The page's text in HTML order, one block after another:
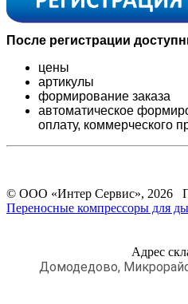
После регистрации
цены
артикулы
формирование заказа
автоматическое
оплату, коммерческого
© ООО «Интер Сервис», 2026
Переносные компрессоры для
Адрес
Домодедово,